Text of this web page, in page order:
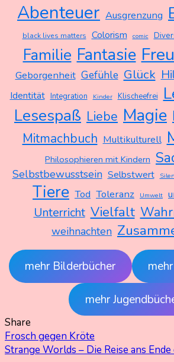
Abenteuer Ausgrenzung
black lives matters Colorism comic
Familie Fantasie
Geborgenheit Gefühle Glück
Identität Integration Kinder Klischeefrei
Lesespaß Liebe Magie
Mitmachbuch Multikulturell
Philosophieren mit Kindern
Selbstbewusstsein Selbstwert
Tiere Tod Toleranz Umwelt
Unterricht Vielfalt
weihnachten
mehr Bilderbücher
mehr
Share
Beitragsnavigation
Frosch gegen Kröte
Strange Worlds – Die Reise ans